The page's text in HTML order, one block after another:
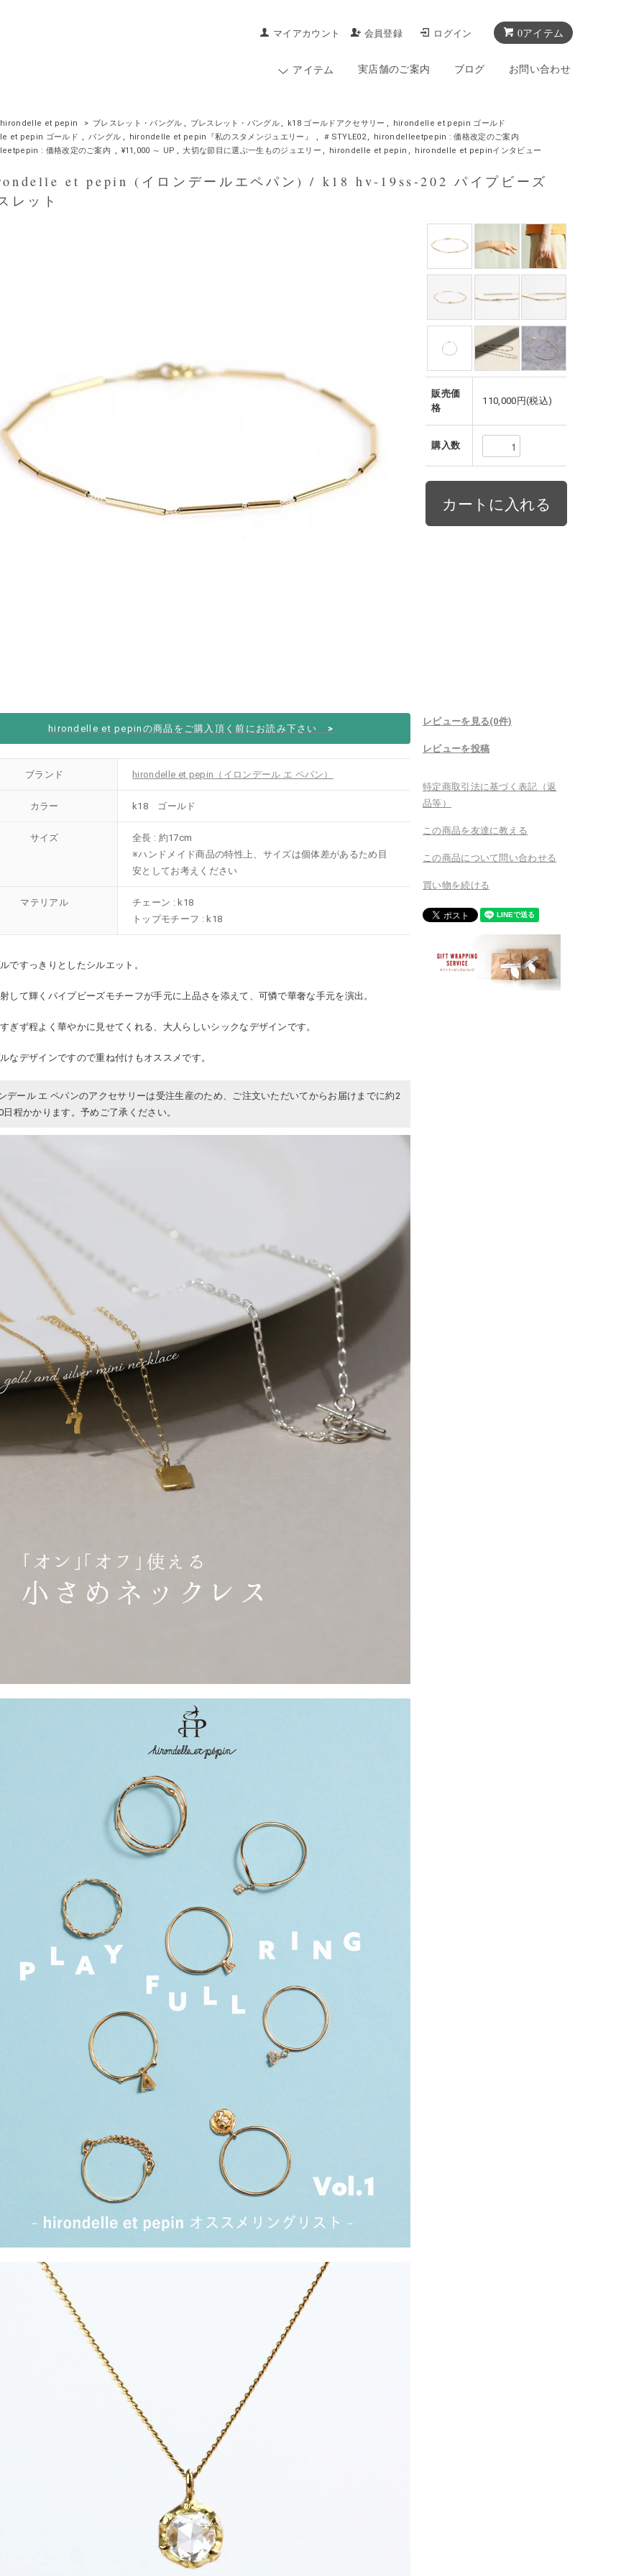
0アイテム
マイアカウント 会員登録 ログイン
アイテム 実店舗のご案内 ブログ お問い合わせ
hirondelle et pepin > ブレスレット・バングル , ブレスレット・バングル , k18 ゴールドアクセサリー ,
hirondelle et pepin ゴールド
et pepin ゴールド , バングル , hirondelle et pepin『私のスタメンジュエリー』 , ＃STYLE02 ,
hirondelleetpepin : 価格改定のご案内
: 価格改定のご案内
, ¥11,000 ～ UP , 大切な節目に選ぶ一生ものジュエリー , hirondelle et pepin , hirondelle et pepinインタビュー
et pepin (イロンデールエペパン) / k18 hv-19ss-202 パイプビーズ
レット
販売価
格
110,000円(税込)
購入数
hirondelle et pepinの商品をご購入頂く前にお読み下さい >
ブランド hirondelle et pepin（イロンデール エ ペパン）
カラー k18 ゴールド
サイズ
全長 : 約17cm
※ハンドメイド商品の特性上、サイズは個体差があるため目
安としてお考えください
マテリアル
チェーン : k18
トップモチーフ : k18
ですっきりとしたシルエット。
して輝くパイプビーズモチーフが手元に上品さを添えて、可憐で華奢な手元を演出。
ぎず程よく華やかに見せてくれる、大人らしいシックなデザインです。
なデザインですので重ね付けもオススメです。
デール エ ペパンのアクセサリーは受注生産のため、ご注文いただいてからお届けまでに約2
日程かかります。予めご了承ください。
レビューを見る(0件)
レビューを投稿
特定商取引法に基づく表記（返
品等）
この商品を友達に教える
この商品について問い合わせる
買い物を続ける